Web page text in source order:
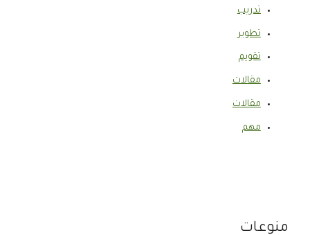
تدريب
تطوير
تقويم
مقالات
مقالات
مهم
منوعات